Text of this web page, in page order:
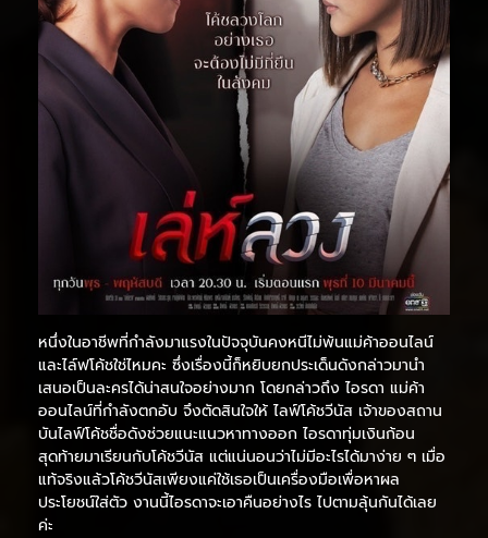
หนึ่งในอาชีพที่กำลังมาแรงในปัจจุบันคงหนีไม่พ้นแม่ค้าออนไลน์
และไล์ฟโค้ชใช่ไหมคะ ซึ่งเรื่องนี้ก็หยิบยกประเด็นดังกล่าวมานำ
เสนอเป็นละครได้น่าสนใจอย่างมาก โดยกล่าวถึง ไอรดา แม่ค้า
ออนไลน์ที่กำลังตกอับ จึงตัดสินใจให้ ไลฟ์โค้ชวีนัส เจ้าของสถาน
บันไลฟ์โค้ชชื่อดังช่วยแนะแนวหาทางออก ไอรดาทุ่มเงินก้อน
สุดท้ายมาเรียนกับโค้ชวีนัส แต่แน่นอนว่าไม่มีอะไรได้มาง่าย ๆ เมื่อ
แท้จริงแล้วโค้ชวีนัสเพียงแค่ใช้เธอเป็นเครื่องมือเพื่อหาผล
ประโยชน์ใส่ตัว งานนี้ไอรดาจะเอาคืนอย่างไร ไปตามลุ้นกันได้เลย
ค่ะ